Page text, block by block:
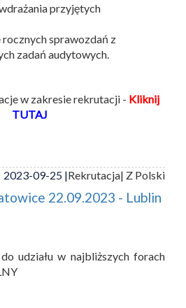
przyjętych
sprawozdań z
zadań audytowych.
w zakresie rekrutacji - Kliknij
TUTAJ
2023-09-25 |Rekrutacja| Z Polski
22.09.2023 - Lublin
w najbliższych forach